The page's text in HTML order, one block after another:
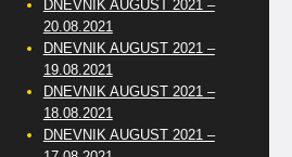
DNEVNIK AUGUST 2021 –
20.08.2021
DNEVNIK AUGUST 2021 –
19.08.2021
DNEVNIK AUGUST 2021 –
18.08.2021
DNEVNIK AUGUST 2021 –